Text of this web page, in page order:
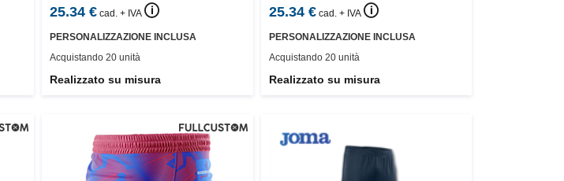
25.34 € cad. + IVA 🛈
PERSONALIZZAZIONE INCLUSA
Acquistando 20 unità
Realizzato su misura
25.34€ cad. + IVA 🛈
PERSONALIZZAZIONE INCLUSA
Acquistando 20 unità
Realizzato su misura